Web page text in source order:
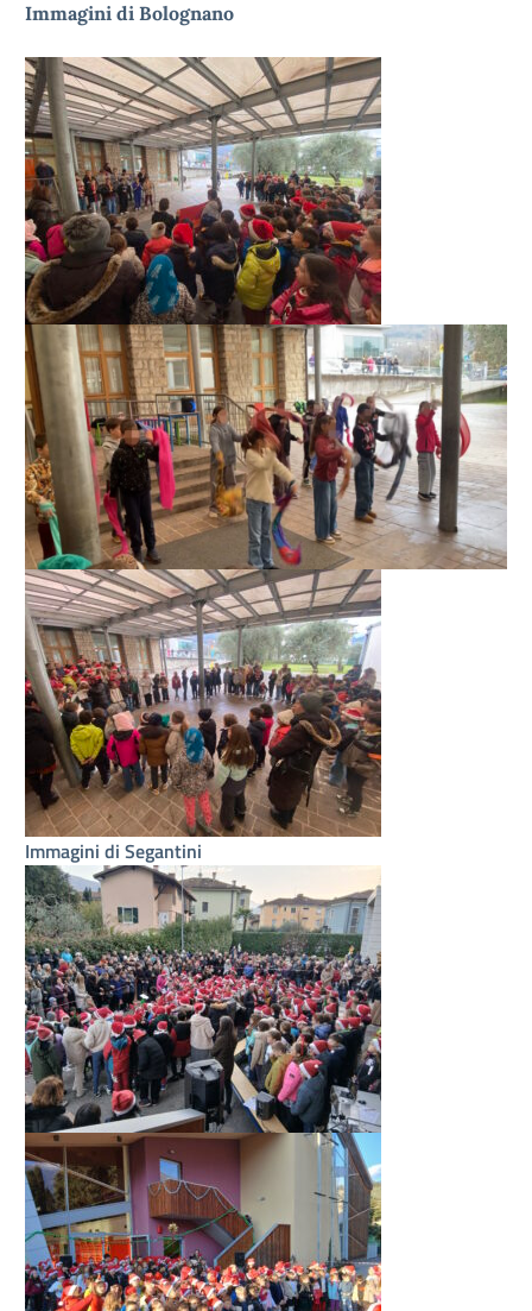
Immagini di Bolognano
Immagini di Segantini